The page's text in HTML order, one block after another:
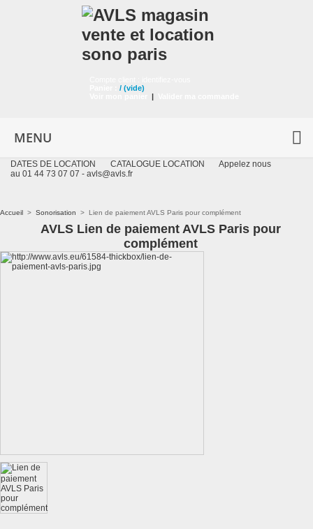
/ (vide)
|
MENU
DATES DE LOCATION CATALOGUE LOCATION
Appelez nous
au 01 44 73 07 07 - avls@avls.fr
Accueil > Sonorisation > Lien de paiement AVLS Paris pour complément
AVLS Lien de paiement AVLS Paris pour
complément